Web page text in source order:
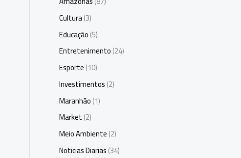
Cultura(3)
Educação(5)
Entretenimento(24)
Esporte(10)
Investimentos(2)
Maranhão(1)
Market(2)
Meio Ambiente(2)
Noticias Diarias(34)